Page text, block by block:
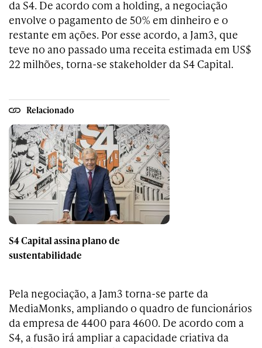
da S4. De acordo com a holding, a negociação
envolve o pagamento de 50% em dinheiro e o
restante em ações. Por esse acordo, a Jam3, que
teve no ano passado uma receita estimada em US$
22 milhões, torna-se stakeholder da S4 Capital.
Relacionado
S4 Capital assina plano de
sustentabilidade
Pela negociação, a Jam3 torna-se parte da
MediaMonks, ampliando o quadro de funcionários
da empresa de 4400 para 4600. De acordo com a
S4, a fusão irá ampliar a capacidade criativa da